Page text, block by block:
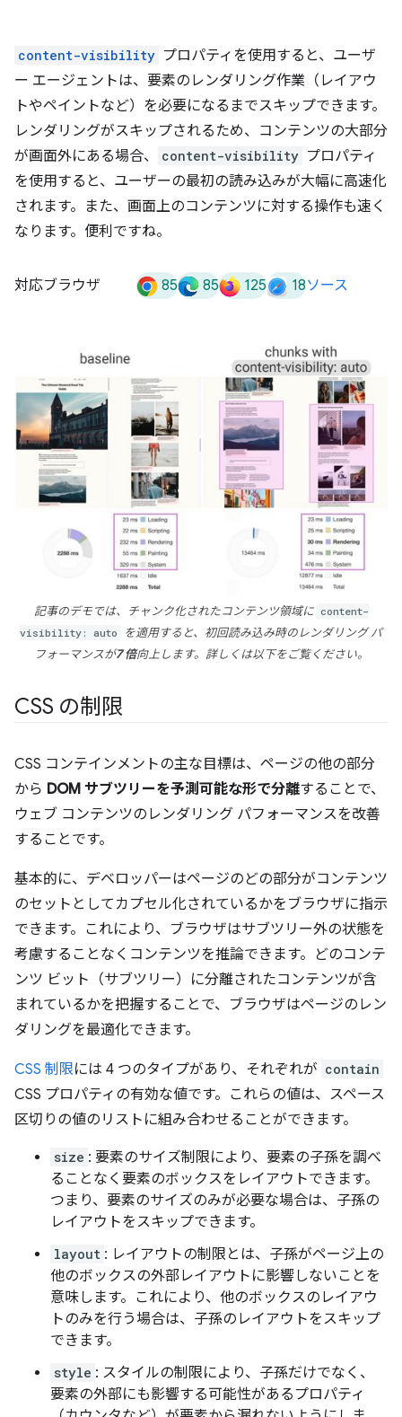
content-visibility プロパティを使用すると、ユーザ
ー エージェントは、要素のレンダリング作業（レイアウ
トやペイントなど）を必要になるまでスキップできます。
レンダリングがスキップされるため、コンテンツの大部分
が画面外にある場合、
content-visibility プロパティ
を使用すると、ユーザーの最初の読み込みが大幅に高速化
されます。また、画面上のコンテンツに対する操作も速く
なります。便利ですね。
対応ブラウザ 85 85 125 18ソース
記事のデモでは、チャンク化されたコンテンツ領域に content-
visibility: auto
を適用すると、初回読み込み時のレンダリング パ
フォーマンスが7 倍向上します。詳しくは以下をご覧ください。
CSS の制限
CSS コンテインメントの主な目標は、ページの他の部分
から DOM サブツリーを予測可能な形で分離することで、
ウェブ コンテンツのレンダリング パフォーマンスを改善
することです。
基本的に、デベロッパーはページのどの部分がコンテンツ
のセットとしてカプセル化されているかをブラウザに指示
できます。これにより、ブラウザはサブツリー外の状態を
考慮することなくコンテンツを推論できます。どのコンテ
ンツ ビット（サブツリー）に分離されたコンテンツが含
まれているかを把握することで、ブラウザはページのレン
ダリングを最適化できます。
CSS 制限には 4 つのタイプがあり、それぞれが contain
CSS プロパティの有効な値です。これらの値は、スペース
区切りの値のリストに組み合わせることができます。
size : 要素のサイズ制限により、要素の子孫を調べ
ることなく要素のボックスをレイアウトできます。
つまり、要素のサイズのみが必要な場合は、子孫の
レイアウトをスキップできます。
layout : レイアウトの制限とは、子孫がページ上の
他のボックスの外部レイアウトに影響しないことを
意味します。これにより、他のボックスのレイアウ
トのみを行う場合は、子孫のレイアウトをスキップ
できます。
style : スタイルの制限により、子孫だけでなく、
要素の外部にも影響する可能性があるプロパティ